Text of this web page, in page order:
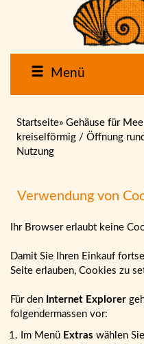
Menü
Startseite» Gehäuse für
kreiselförmig / Öffnung
Nutzung
Verwendung von
Ihr Browser erlaubt keine
Damit Sie Ihren Einkauf
Seite erlauben, Cookies zu
Für den Internet Explorer
folgendermassen vor:
Im Menü Extras wählen Sie